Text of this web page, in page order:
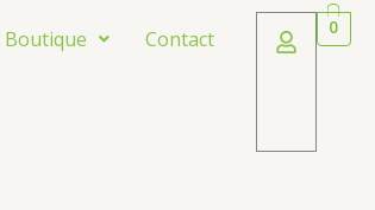
Boutique Contact 0